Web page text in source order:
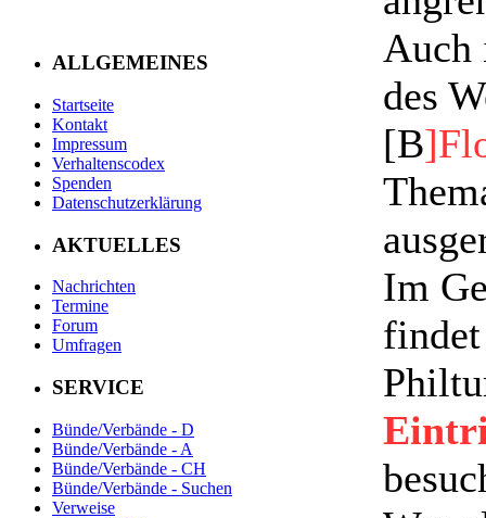
ALLGEMEINES
Startseite
Kontakt
Impressum
Verhaltenscodex
Spenden
Datenschutzerklärung
AKTUELLES
Nachrichten
Termine
Forum
Umfragen
SERVICE
Bünde/Verbände - D
Bünde/Verbände - A
Bünde/Verbände - CH
Bünde/Verbände - Suchen
Verweise
Auch
des
[B
Im